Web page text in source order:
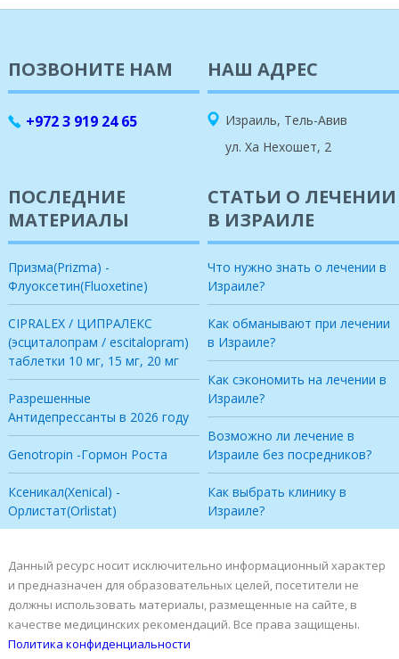
ПОЗВОНИТЕ НАМ
+972 3 919 24 65
НАШ АДРЕС
Израиль, Тель-Авив
ул. Ха Нехошет, 2
ПОСЛЕДНИЕ
МАТЕРИАЛЫ
Призма(Prizma) -
Флуоксетин(Fluoxetine)
CIPRALEX / ЦИПРАЛЕКС
(эсциталопрам / escitalopram)
таблетки 10 мг, 15 мг, 20 мг
Разрешенные
Антидепрессанты в 2026 году
Genotropin -Гормон Роста
Ксеникал(Xenical) -
Орлистат(Orlistat)
СТАТЬИ О ЛЕЧЕНИИ
В ИЗРАИЛЕ
Что нужно знать о лечении в
Израиле?
Как обманывают при лечении
в Израиле?
Как сэкономить на лечении в
Израиле?
Возможно ли лечение в
Израиле без посредников?
Как выбрать клинику в
Израиле?
Данный ресурс носит исключительно информационный характер
и предназначен для образовательных целей, посетители не
должны использовать материалы, размещенные на сайте, в
качестве медицинских рекомендаций. Все права защищены.
Политика конфиденциальности